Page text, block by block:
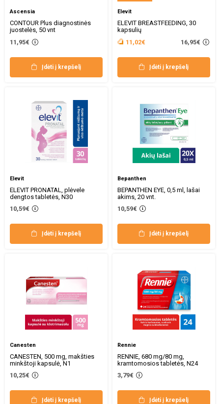
Ascensia
CONTOUR Plus diagnostinės
juostelės, 50 vnt
11,95€
Įdėti į krepšelį
Elevit
ELEVIT BREASTFEEDING, 30
kapsulių
11,02€
16,95€
Įdėti į krepšelį
Elevit
ELEVIT PRONATAL, plėvele
dengtos tabletės, N30
10,59€
Įdėti į krepšelį
Bepanthen
BEPANTHEN EYE, 0,5 ml, lašai
akims, 20 vnt.
10,59€
Įdėti į krepšelį
Canesten
CANESTEN, 500 mg, makšties
minkštoji kapsulė, N1
10,25€
Įdėti į krepšelį
Rennie
RENNIE, 680 mg/80 mg,
kramtomosios tabletės, N24
3,79€
Įdėti į krepšelį